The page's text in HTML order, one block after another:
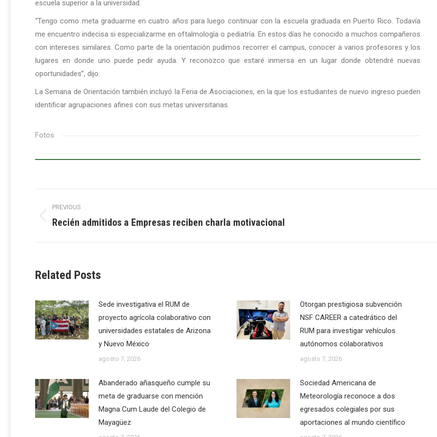
escuela superior a la universidad.
“Tengo como meta graduarme en cuatro años para luego continuar con la escuela graduada en Puerto Rico. Todavía
me encuentro indecisa si especializarme en oftalmología o pediatría. En estos días he conocido a muchos compañeros
con intereses similares. Como parte de la orientación pudimos recorrer el campus, conocer a varios profesores y los
lugares en donde uno puede pedir ayuda. Y reconozco que estaré inmersa en un lugar donde obtendré nuevas
oportunidades”, dijo.
La Semana de Orientación también incluyó la Feria de Asociaciones, en la que los estudiantes de nuevo ingreso pueden
identificar agrupaciones afines con sus metas universitarias.
Fotos
Post
navigation
PREVIOUS
Previous
Recién admitidos a Empresas reciben charla motivacional
Related Posts
Sede investigativa el RUM de
proyecto agrícola colaborativo con
universidades estatales de Arizona
y Nuevo México
agosto 7, 2026
Otorgan prestigiosa subvención
NSF CAREER a catedrático del
RUM para investigar vehículos
autónomos colaborativos
agosto 7, 2026
Abanderado añasqueño cumple su
meta de graduarse con mención
Magna Cum Laude del Colegio de
Mayagüez
Sociedad Americana de
Meteorología reconoce a dos
egresados colegiales por sus
aportaciones al mundo científico